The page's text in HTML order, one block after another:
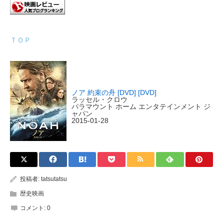
ＴＯＰ
ノア 約束の舟 [DVD] [DVD]
ラッセル・クロウ
パラマウント ホーム エンタテインメント ジ
ャパン
2015-01-28
投稿者: tatsutatsu
歴史映画
コメント: 0